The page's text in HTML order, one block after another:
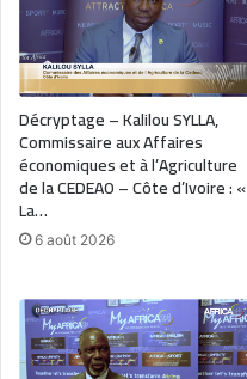
Décryptage – Kalilou SYLLA,
Commissaire aux Affaires
économiques et à l’Agriculture
de la CEDEAO – Côte d’Ivoire : «
La…
6 août 2026